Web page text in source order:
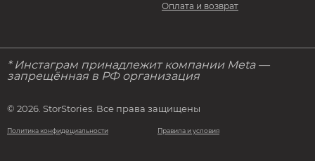
Оплата и возврат
* Инстаграм принадлежит компании Meta —
запрещённая в РФ организация
© 2026. StorStories. Все права защищены
Политика конфидециальности Правила и условия